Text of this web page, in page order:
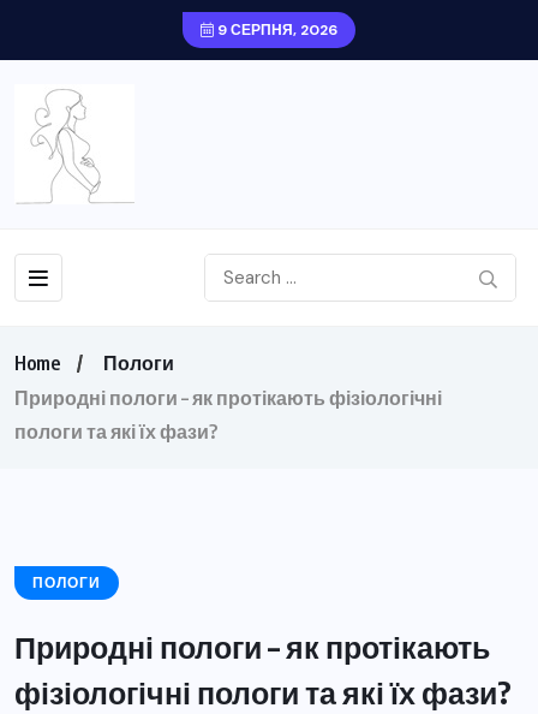
9 СЕРПНЯ, 2026
Home
Пологи
Природні пологи – як протікають фізіологічні
пологи та які їх фази?
ПОЛОГИ
Природні пологи – як протікають
фізіологічні пологи та які їх фази?